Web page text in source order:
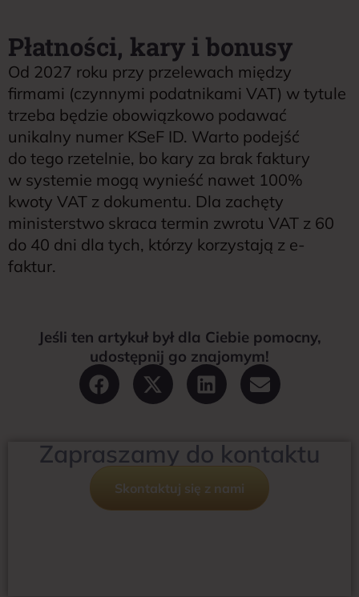
Płatności, kary i bonusy
Od 2027 roku przy przelewach między
firmami (czynnymi podatnikami VAT) w tytule
trzeba będzie obowiązkowo podawać
unikalny numer KSeF ID. Warto podejść
do tego rzetelnie, bo kary za brak faktury
w systemie mogą wynieść nawet 100%
kwoty VAT z dokumentu. Dla zachęty
ministerstwo skraca termin zwrotu VAT z 60
do 40 dni dla tych, którzy korzystają z e-
faktur.
Jeśli ten artykuł był dla Ciebie pomocny,
udostępnij go znajomym!
Zapraszamy do kontaktu
Skontaktuj się z nami